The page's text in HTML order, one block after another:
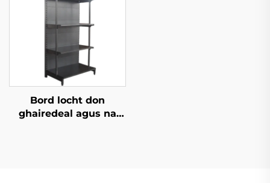
Bord locht don
ghairedeal agus na